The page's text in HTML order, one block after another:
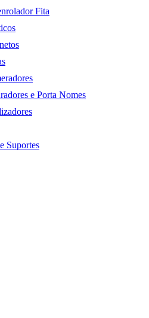
Fita
e Porta Nomes
Suportes